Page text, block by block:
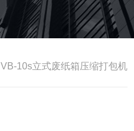
VB-10s立式废纸箱压缩打包机